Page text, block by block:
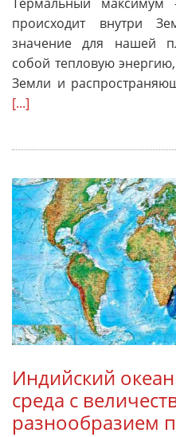
происходит внутри
значение для нашей
собой тепловую
Земли и
[...]
Индийский
среда с
разнообразием